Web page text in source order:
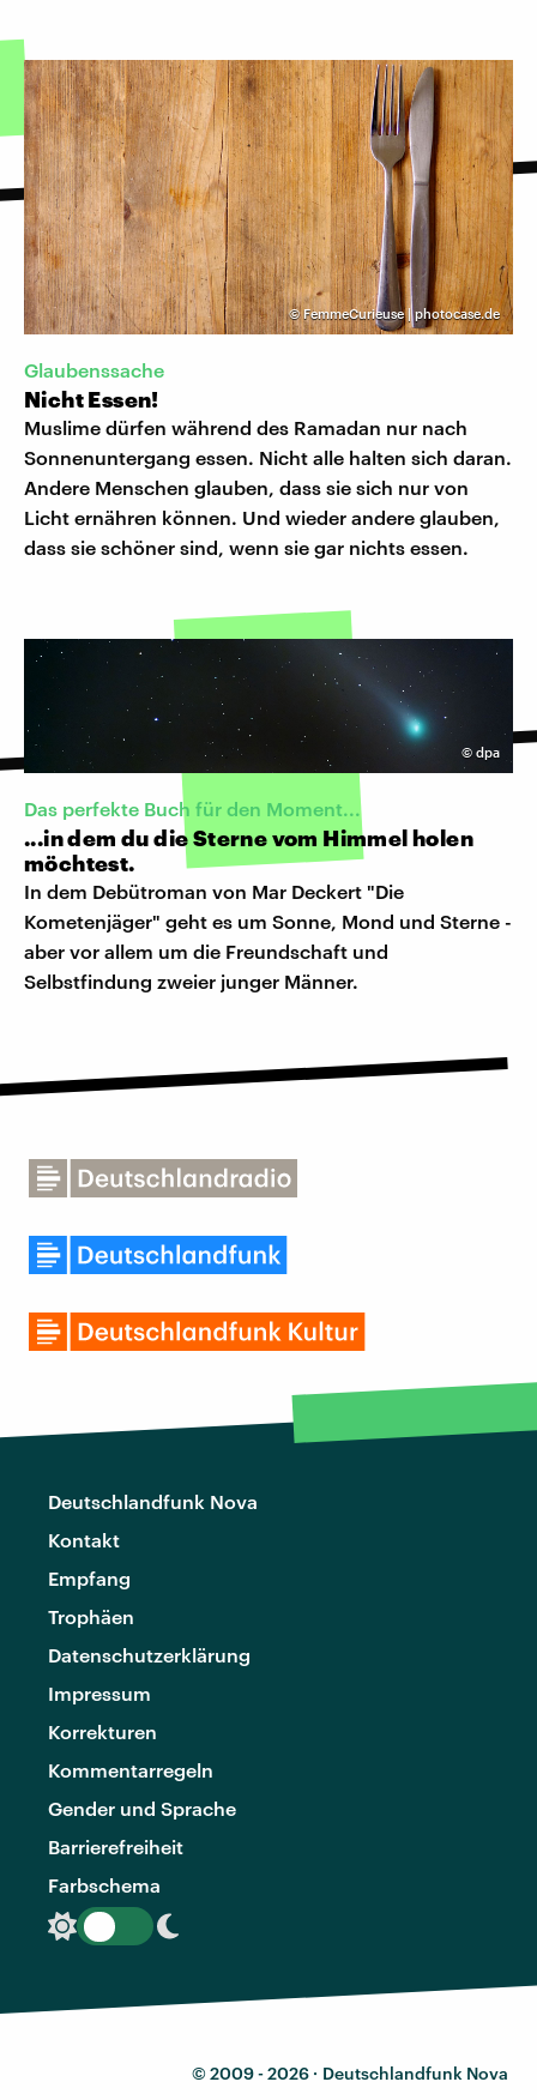
©FemmeCurieuse | photocase.de
Glaubenssache
Nicht Essen!
Muslime dürfen während des Ramadan nur nach
Sonnenuntergang essen. Nicht alle halten sich daran.
Andere Menschen glauben, dass sie sich nur von
Licht ernähren können. Und wieder andere glauben,
dass sie schöner sind, wenn sie gar nichts essen.
© dpa
Das perfekte Buch für den Moment...
...in dem du die Sterne vom Himmel holen
möchtest.
In dem Debütroman von Mar Deckert "Die
Kometenjäger" geht es um Sonne, Mond und Sterne -
aber vor allem um die Freundschaft und
Selbstfindung zweier junger Männer.
Deutschlandfunk Nova
Kontakt
Empfang
Trophäen
Datenschutzerklärung
Impressum
Korrekturen
Kommentarregeln
Gender und Sprache
Barrierefreiheit
Farbschema
© 2009 - 2026 · Deutschlandfunk Nova